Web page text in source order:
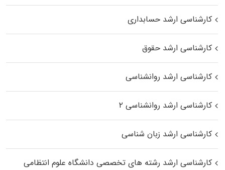
کارشناسی ارشد حسابداری
کارشناسی ارشد حقوق
کارشناسی ارشد روانشناسی
کارشناسی ارشد روانشناسی ۲
کارشناسی ارشد زبان شناسی
کارشناسی ارشد رﺷﺘﻪ ﻫﺎی تخصصی داﻧﺸﮕﺎه ﻋﻠﻮم انتظامی